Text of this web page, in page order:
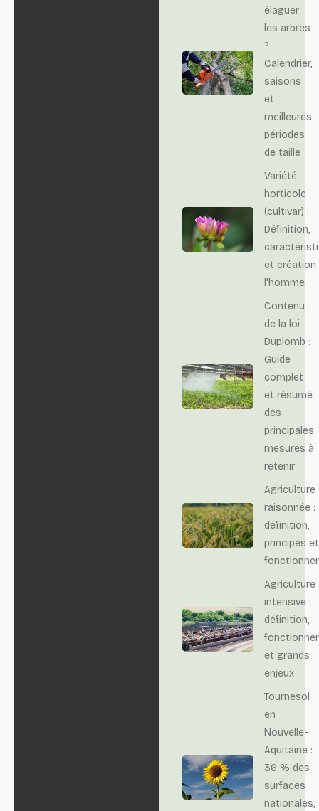
élaguer
les arbres
?
Calendrier,
saisons
et
meilleures
périodes
de taille
Variété
horticole
(cultivar) :
Définition,
et création
l'homme
Contenu
de la loi
Duplomb :
Guide
complet
et résumé
des
principales
mesures à
retenir
Agriculture
raisonnée :
définition,
principes et
Agriculture
intensive :
définition,
et grands
enjeux
Tournesol
en
Nouvelle-
Aquitaine :
36 % des
surfaces
nationales,